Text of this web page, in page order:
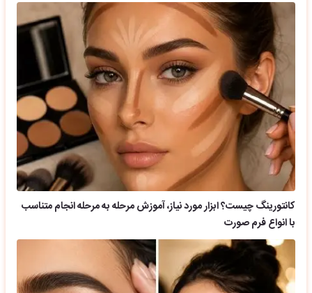
کانتورینگ چیست؟ ابزار مورد نیاز، آموزش مرحله به مرحله انجام متناسب
با انواع فرم صورت